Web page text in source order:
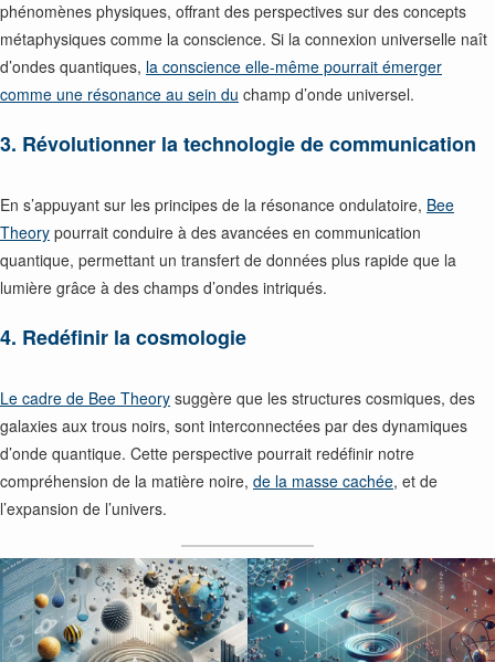
phénomènes physiques, offrant des perspectives sur des concepts
métaphysiques comme la conscience. Si la connexion universelle naît
d’ondes quantiques, la conscience elle-même pourrait émerger
comme une résonance au sein du champ d’onde universel.
3. Révolutionner la technologie de communication
En s’appuyant sur les principes de la résonance ondulatoire, Bee
Theory pourrait conduire à des avancées en communication
quantique, permettant un transfert de données plus rapide que la
lumière grâce à des champs d’ondes intriqués.
4. Redéfinir la cosmologie
Le cadre de Bee Theory suggère que les structures cosmiques, des
galaxies aux trous noirs, sont interconnectées par des dynamiques
d’onde quantique. Cette perspective pourrait redéfinir notre
compréhension de la matière noire, de la masse cachée, et de
l’expansion de l’univers.